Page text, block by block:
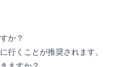
か？
行くことが推奨されます。